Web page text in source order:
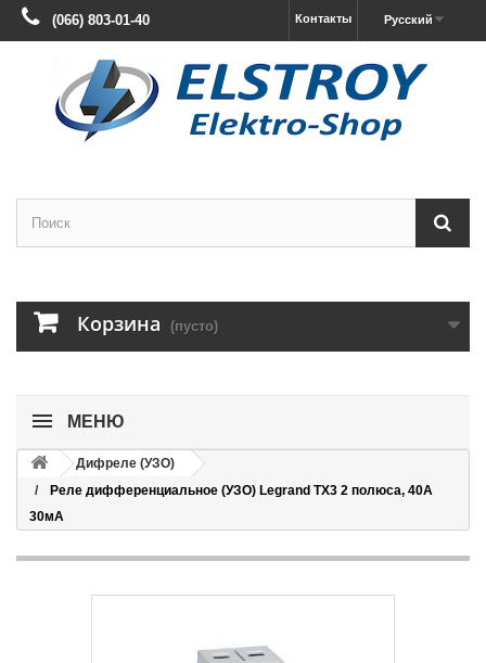
Русский
Контакты
(066) 803-01-40
Корзина (пусто)
МЕНЮ
Дифреле (УЗО)
Реле дифференциальное (УЗО) Legrand TX3 2 полюса, 40A
30мА